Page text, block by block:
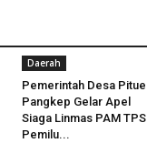
Daerah
Pemerintah Desa Pitue
Pangkep Gelar Apel
Siaga Linmas PAM TPS
Pemilu...